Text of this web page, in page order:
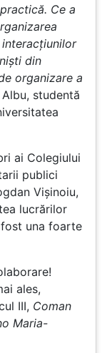
Ce a
din
organizare a
studentă
ai Colegiului
publici
Vișinoiu,
lucrărilor
una foarte
ales,
III, Coman
Maria-